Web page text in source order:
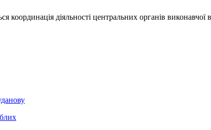
діяльності центральних органів